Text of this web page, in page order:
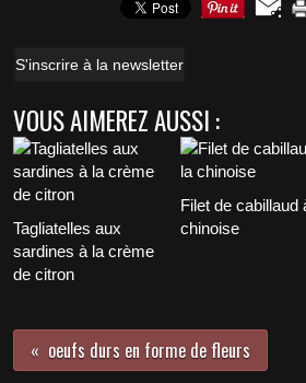
S'inscrire à la newsletter
VOUS AIMEREZ AUSSI :
Tagliatelles aux
sardines à la crème
de citron
Filet de cabillaud
chinoise
oeufs durs en forme de fleurs